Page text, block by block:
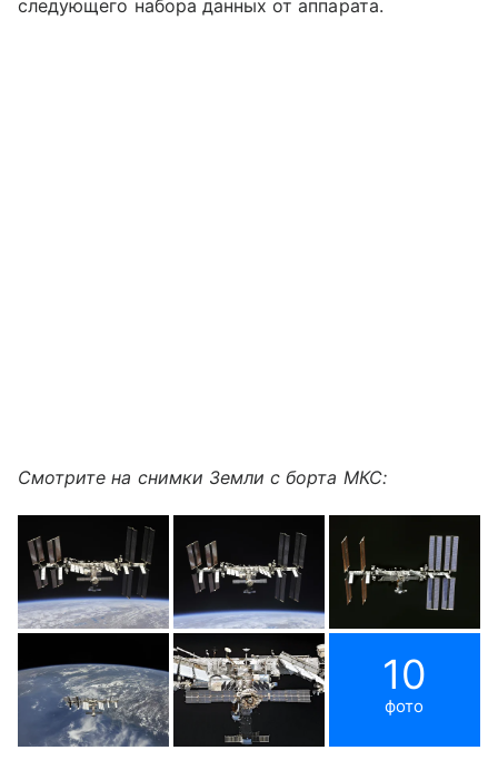
следующего набора данных от аппарата.
Смотрите на снимки Земли с борта МКС:
10
фото